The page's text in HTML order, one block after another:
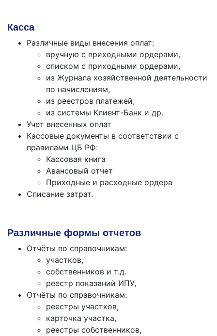
Касса
Различные виды внесения оплат:
вручную с приходными ордерами,
списком с приходными ордерами,
из Журнала хозяйственной деятельности
по начислениям,
из реестров платежей,
из системы Клиент-Банк и др.
Учет внесенных оплат
Кассовые документы в соответствии с
правилами ЦБ РФ:
Кассовая книга
Авансовый отчет
Приходные и расходные ордера
Списание затрат.
Различные формы отчетов
Отчёты по справочникам:
участков,
собственников и т.д.
реестр показаний ИПУ,
Отчёты по справочникам:
реестры участков,
карточка участка,
реестры собственников,